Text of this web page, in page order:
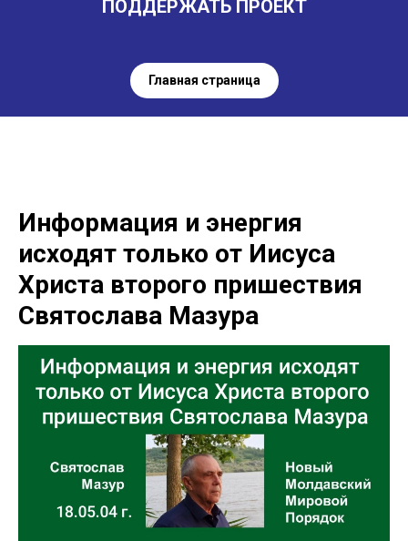
ПОДДЕРЖАТЬ ПРОЕКТ
Главная страница
Информация и энергия
исходят только от Иисуса
Христа второго пришествия
Святослава Мазура